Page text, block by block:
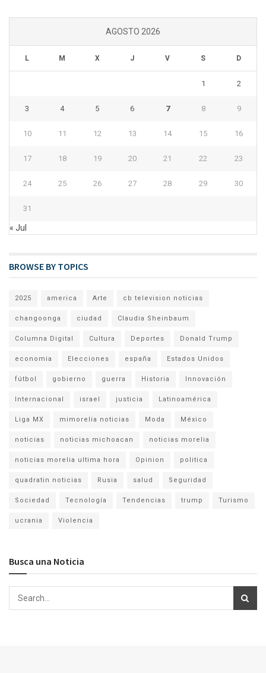
AGOSTO 2026
L M X J V S D
1 2
3 4 5 6 7 8 9
10 11 12 13 14 15 16
17 18 19 20 21 22 23
24 25 26 27 28 29 30
31
« Jul
BROWSE BY TOPICS
2025 america Arte cb television noticias
changoonga ciudad Claudia Sheinbaum
Columna Digital Cultura Deportes Donald Trump
economia Elecciones españa Estados Unidos
fútbol gobierno guerra Historia Innovación
Internacional israel justicia Latinoamérica
Liga MX mimorelia noticias Moda México
noticias noticias michoacan noticias morelia
noticias morelia ultima hora Opinion politica
quadratin noticias Rusia salud Seguridad
Sociedad Tecnología Tendencias trump Turismo
ucrania Violencia
Busca una Noticia